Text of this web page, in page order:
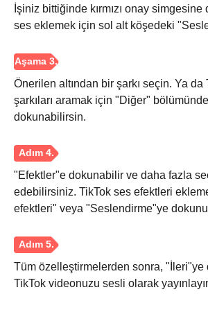
İşiniz bittiğinde kırmızı onay
ses eklemek için sol alt köşedeki
Önerilen altından bir şarkı seçin. Ya da
şarkıları aramak için "Diğer"
dokunabilirsin.
"Efektler"e dokunabilir ve daha fazla
edebilirsiniz. TikTok ses efektleri
efektleri" veya "Seslendirme"ye
Tüm özelleştirmelerden sonra, "İleri"ye
TikTok videonuzu sesli olarak